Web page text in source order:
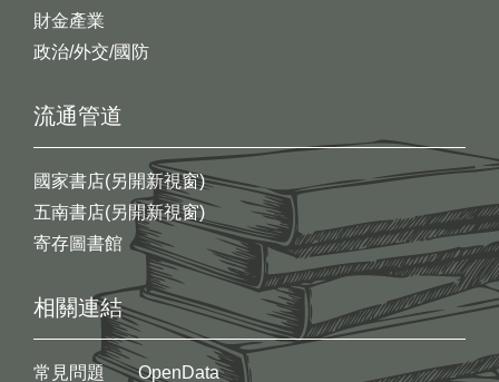
財金產業
政治/外交/國防
流通管道
國家書店(另開新視窗)
五南書店(另開新視窗)
寄存圖書館
相關連結
常見問題
OpenData